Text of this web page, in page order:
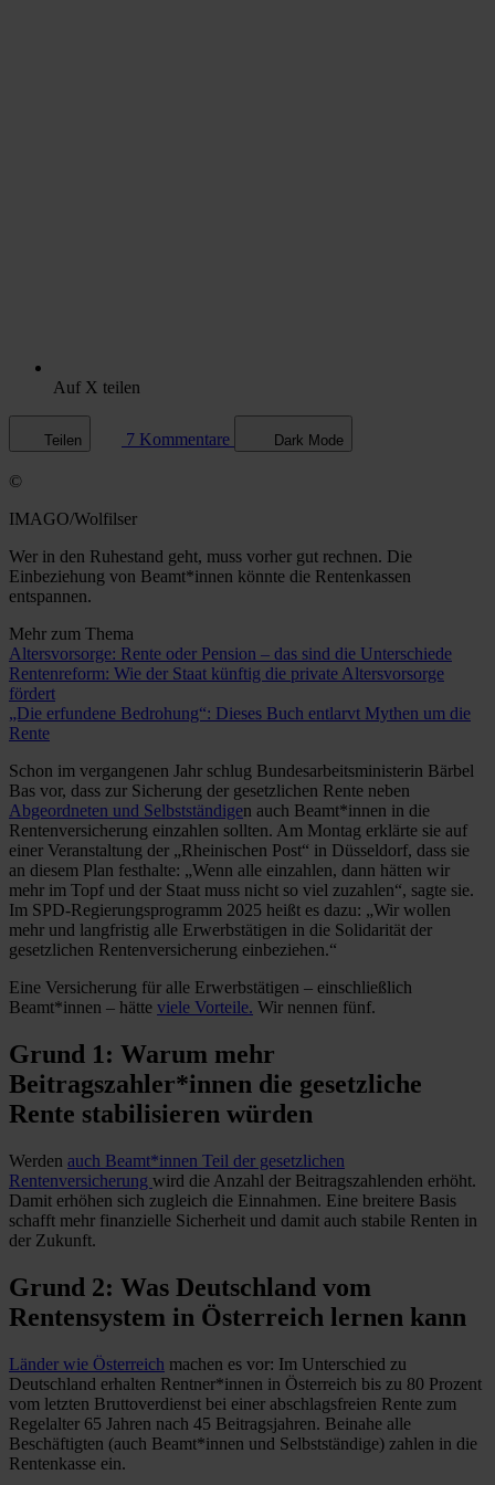
Auf X teilen
Teilen 7 Kommentare Dark Mode
©
IMAGO/Wolfilser
Wer in den Ruhestand geht, muss vorher gut rechnen. Die
Einbeziehung von Beamt*innen könnte die Rentenkassen
entspannen.
Mehr zum Thema
Altersvorsorge: Rente oder Pension – das sind die Unterschiede
Rentenreform: Wie der Staat künftig die private Altersvorsorge
fördert
„Die erfundene Bedrohung“: Dieses Buch entlarvt Mythen um die
Rente
Schon im vergangenen Jahr schlug Bundesarbeitsministerin Bärbel
Bas vor, dass zur Sicherung der gesetzlichen Rente neben
Abgeordneten und Selbstständigen auch Beamt*innen in die
Rentenversicherung einzahlen sollten. Am Montag erklärte sie auf
einer Veranstaltung der „Rheinischen Post“ in Düsseldorf, dass sie
an diesem Plan festhalte: „Wenn alle einzahlen, dann hätten wir
mehr im Topf und der Staat muss nicht so viel zuzahlen“, sagte sie.
Im SPD-Regierungsprogramm 2025 heißt es dazu: „Wir wollen
mehr und langfristig alle Erwerbstätigen in die Solidarität der
gesetzlichen Rentenversicherung einbeziehen.“
Eine Versicherung für alle Erwerbstätigen – einschließlich
Beamt*innen – hätte viele Vorteile. Wir nennen fünf.
Grund 1: Warum mehr
Beitragszahler*innen die gesetzliche
Rente stabilisieren würden
Werden auch Beamt*innen Teil der gesetzlichen
Rentenversicherung wird die Anzahl der Beitragszahlenden erhöht.
Damit erhöhen sich zugleich die Einnahmen. Eine breitere Basis
schafft mehr finanzielle Sicherheit und damit auch stabile Renten in
der Zukunft.
Grund 2: Was Deutschland vom
Rentensystem in Österreich lernen kann
Länder wie Österreich machen es vor: Im Unterschied zu
Deutschland erhalten Rentner*innen in Österreich bis zu 80 Prozent
vom letzten Bruttoverdienst bei einer abschlagsfreien Rente zum
Regelalter 65 Jahren nach 45 Beitragsjahren. Beinahe alle
Beschäftigten (auch Beamt*innen und Selbstständige) zahlen in die
Rentenkasse ein.